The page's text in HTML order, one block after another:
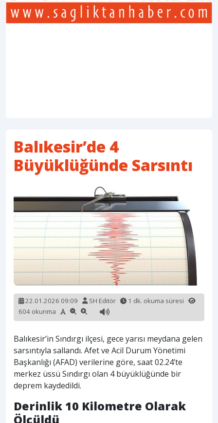
Balıkesir’de 4
Büyüklüğünde Sarsıntı
22.01.2026 09:09 SH Editör
1 dk. okuma süresi
604 okunma
Balıkesir’in Sındırgı ilçesi, gece yarısı meydana gelen
sarsıntıyla sallandı. Afet ve Acil Durum Yönetimi
Başkanlığı (AFAD) verilerine göre, saat 02.24’te
merkez üssü Sındırgı olan 4 büyüklüğünde bir
deprem kaydedildi.
Derinlik 10 Kilometre Olarak
Ölçüldü